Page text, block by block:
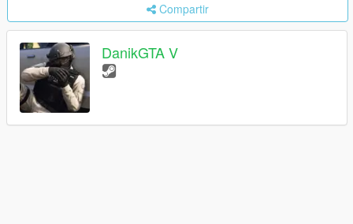
Compartir
DanikGTA V